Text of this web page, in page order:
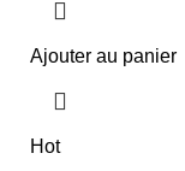
Ajouter au panier
Hot